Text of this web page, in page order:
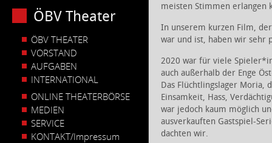
ÖBV Theater
ÖBV THEATER
VORSTAND
AUFGABEN
INTERNATIONAL
ONLINE THEATERBÖRSE
MEDIEN
SERVICE
KONTAKT/Impressum
meisten Stimmen erlangen
In unserem kurzen Film,
war und ist, haben wir sehr
2020 war für viele
auch außerhalb der Enge
Das Flüchtlingslager Moria,
Einsamkeit, Hass,
war jedoch kaum möglich
ausverkauften Gastspiel-
dachten wir.